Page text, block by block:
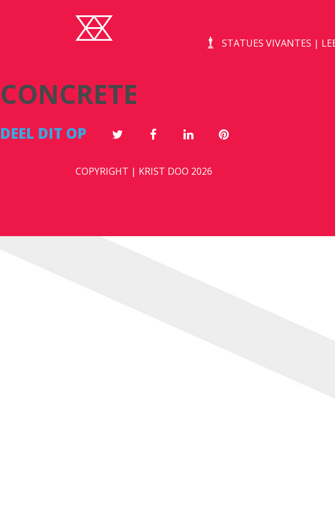
STATUES VIVANTES |
CONCRETE
DEEL DIT OP
COPYRIGHT | KRIST DOO 2026